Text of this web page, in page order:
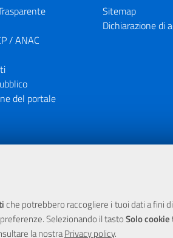
che potrebbero raccogliere i tuoi dati a fini
Selezionando il tastoSolo
la nostraPrivacy policy.
/ ANAC
del portale
Sitemap
Dichiarazione di
dell'Unione Europea tramite i fondi